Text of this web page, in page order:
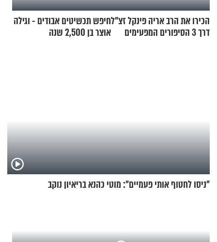
הכירו את הרב אריה פינקל זצ"ל
דרך 3 הסיפורים המפעימים
חיפש תכשיטים אבודים - וגילה
אוצר בן 2,500 שנה
"ניסו לחטוף אותי פעמיים": מוטי כהנא בריאיון נוקב